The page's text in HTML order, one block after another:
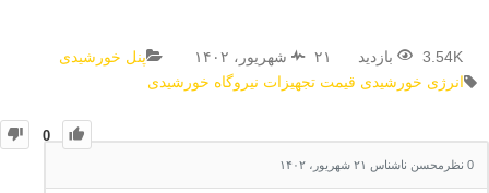
3.54K بازدید ۲۱ شهریور، ۱۴۰۲
پنل خورشیدی
انرژی خورشیدی قیمت تجهیزات نیروگاه خورشیدی
0
محسن ناشناس ۲۱ شهریور، ۱۴۰۲ 0 نظر